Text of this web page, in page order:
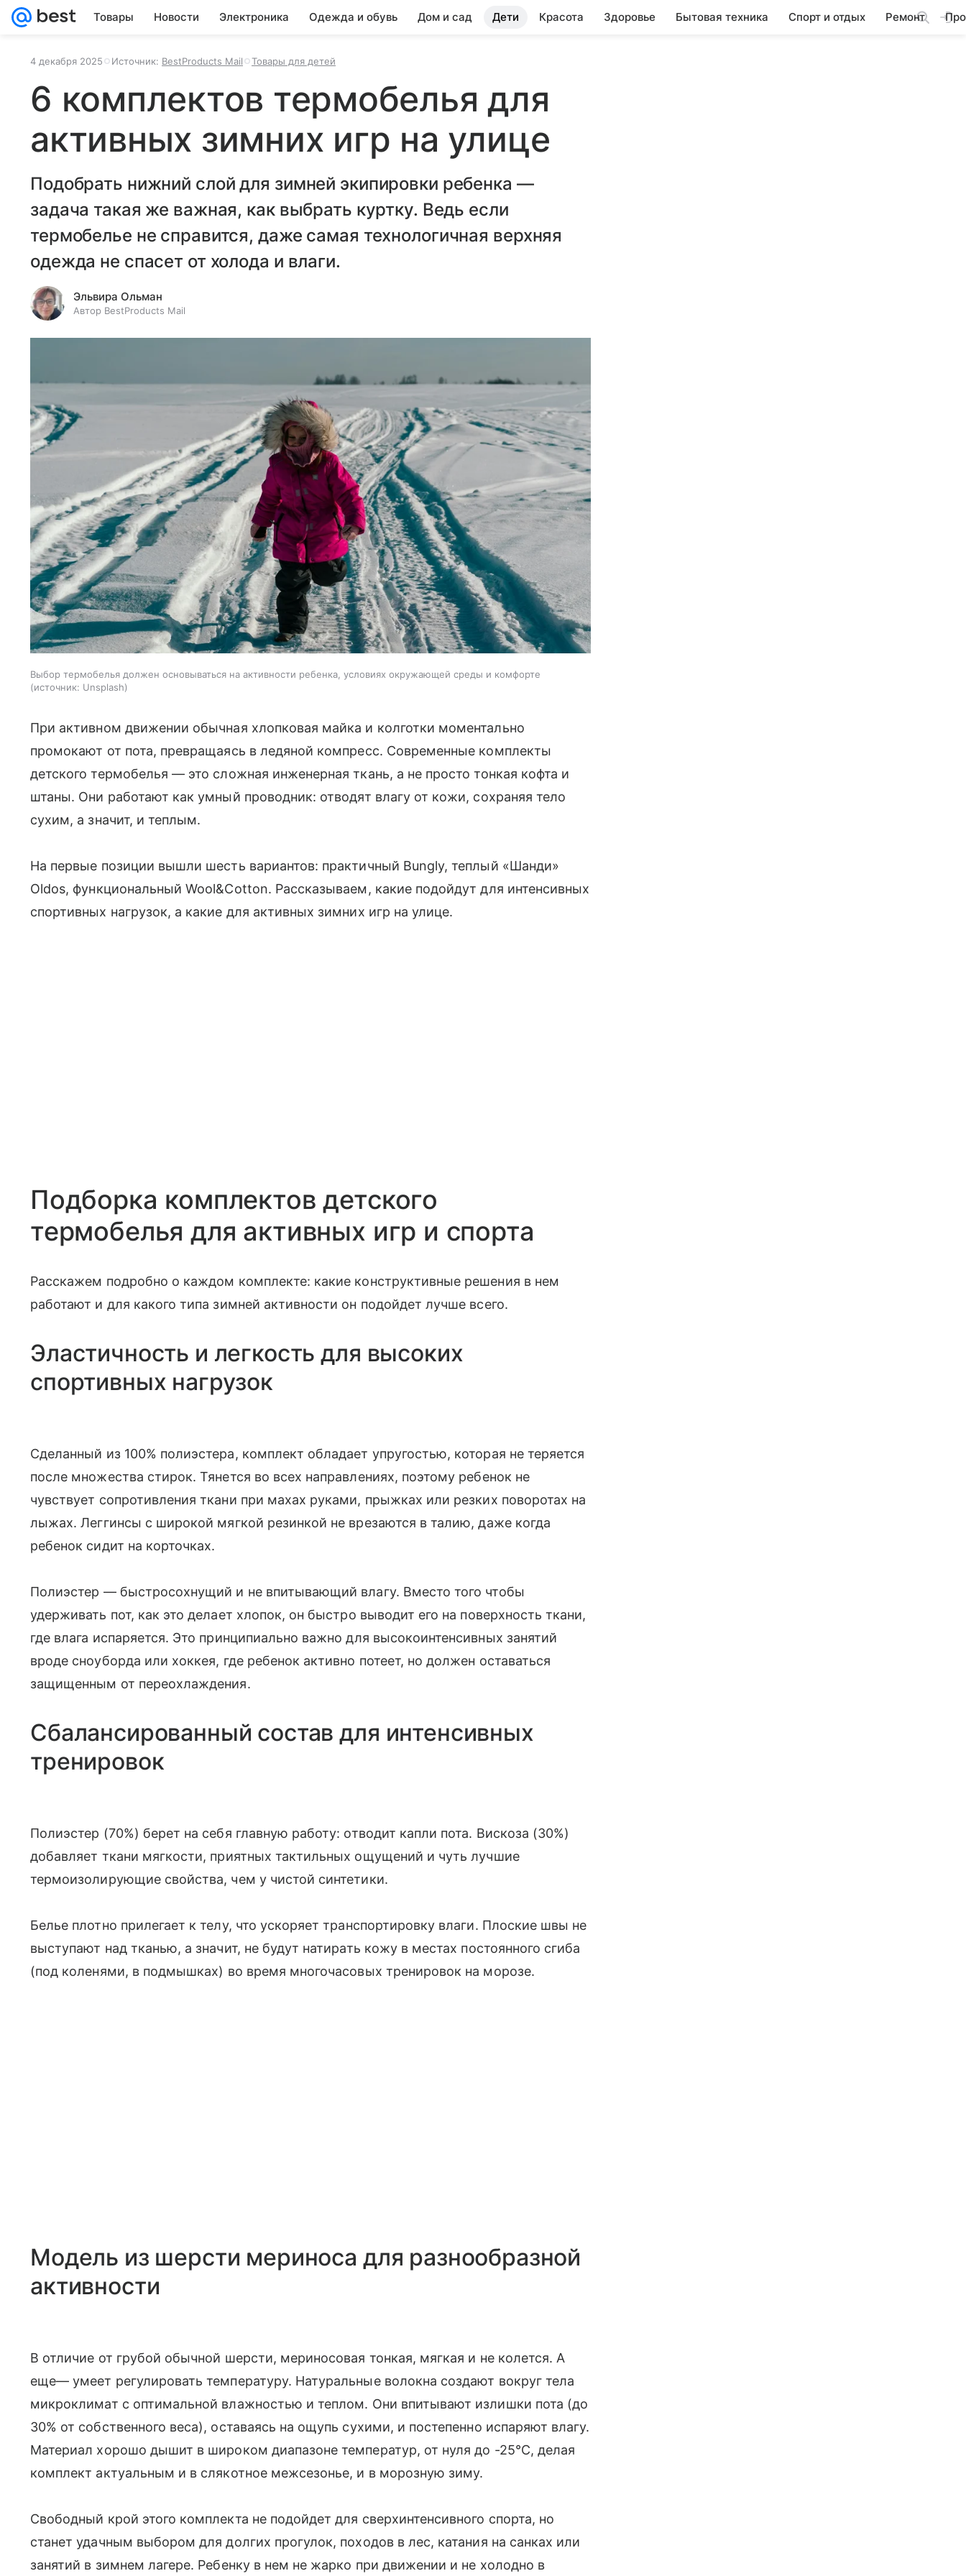
Товары Новости Электроника Одежда и обувь Дом и сад Дети Красота Здоровье Бытовая техника Спорт и отдых Ремонт
4 декабря 2025 Источник: BestProducts Mail Товары для детей
6 комплектов термобелья для
активных зимних игр на улице
Подобрать нижний слой для зимней экипировки ребенка —
задача такая же важная, как выбрать куртку. Ведь если
термобелье не справится, даже самая технологичная верхняя
одежда не спасет от холода и влаги.
Эльвира Ольман
Автор BestProducts Mail
Выбор термобелья должен основываться на активности ребенка, условиях окружающей среды и комфорте
источник: Unsplash
При активном движении обычная хлопковая майка и колготки моментально
промокают от пота, превращаясь в ледяной компресс. Современные комплекты
детского термобелья — это сложная инженерная ткань, а не просто тонкая кофта и
штаны. Они работают как умный проводник: отводят влагу от кожи, сохраняя тело
сухим, а значит, и теплым.
На первые позиции вышли шесть вариантов: практичный Bungly, теплый «Шанди»
Oldos, функциональный Wool&Cotton. Рассказываем, какие подойдут для интенсивных
спортивных нагрузок, а какие для активных зимних игр на улице.
Подборка комплектов детского
термобелья для активных игр и спорта
Расскажем подробно о каждом комплекте: какие конструктивные решения в нем
работают и для какого типа зимней активности он подойдет лучше всего.
Эластичность и легкость для высоких
спортивных нагрузок
Сделанный из 100% полиэстера, комплект обладает упругостью, которая не теряется
после множества стирок. Тянется во всех направлениях, поэтому ребенок не
чувствует сопротивления ткани при махах руками, прыжках или резких поворотах на
лыжах. Леггинсы с широкой мягкой резинкой не врезаются в талию, даже когда
ребенок сидит на корточках.
Полиэстер — быстросохнущий и не впитывающий влагу. Вместо того чтобы
удерживать пот, как это делает хлопок, он быстро выводит его на поверхность ткани,
где влага испаряется. Это принципиально важно для высокоинтенсивных занятий
вроде сноуборда или хоккея, где ребенок активно потеет, но должен оставаться
защищенным от переохлаждения.
Сбалансированный состав для интенсивных
тренировок
Полиэстер (70%) берет на себя главную работу: отводит капли пота. Вискоза (30%)
добавляет ткани мягкости, приятных тактильных ощущений и чуть лучшие
термоизолирующие свойства, чем у чистой синтетики.
Белье плотно прилегает к телу, что ускоряет транспортировку влаги. Плоские швы не
выступают над тканью, а значит, не будут натирать кожу в местах постоянного сгиба
(под коленями, в подмышках) во время многочасовых тренировок на морозе.
Модель из шерсти мериноса для разнообразной
активности
В отличие от грубой обычной шерсти, мериносовая тонкая, мягкая и не колется. А
еще— умеет регулировать температуру. Натуральные волокна создают вокруг тела
микроклимат с оптимальной влажностью и теплом. Они впитывают излишки пота (до
30% от собственного веса), оставаясь на ощупь сухими, и постепенно испаряют влагу.
Материал хорошо дышит в широком диапазоне температур, от нуля до -25°C, делая
комплект актуальным и в слякотное межсезонье, и в морозную зиму.
Свободный крой этого комплекта не подойдет для сверхинтенсивного спорта, но
станет удачным выбором для долгих прогулок, походов в лес, катания на санках или
занятий в зимнем лагере. Ребенку в нем не жарко при движении и не холодно в